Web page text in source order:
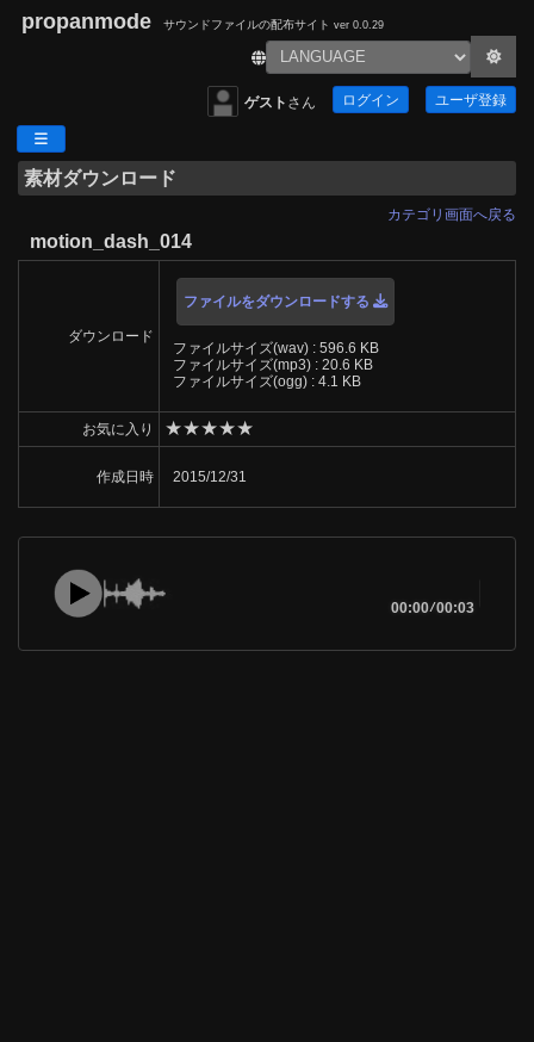
propanmode サウンドファイルの配布サイト ver 0.0.29
ゲスト さん ログイン ユーザ登録
素材ダウンロード
カテゴリ画面へ戻る
motion_dash_014
ダウンロード
ファイルをダウンロードする
ファイルサイズ(wav) : 596.6 KB
ファイルサイズ(mp3) : 20.6 KB
ファイルサイズ(ogg) : 4.1 KB
お気に入り ★★★★★
作成日時 2015/12/31
00:00/00:03